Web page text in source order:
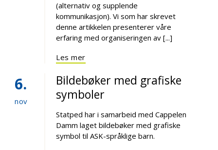
(alternativ og supplende
kommunikasjon). Vi som har skrevet
denne artikkelen presenterer våre
erfaring med organiseringen av [...]
Les mer
6
nov
Bildebøker med grafiske
symboler
Statped har i samarbeid med Cappelen
Damm laget bildebøker med grafiske
symbol til ASK-språklige barn.